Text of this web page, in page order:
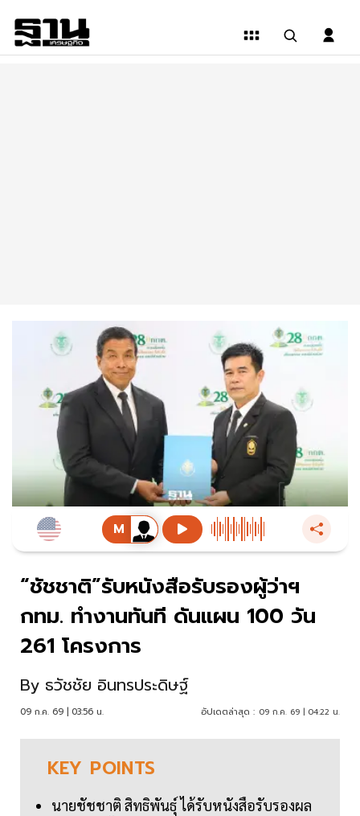
“ชัชชาติ”รับหนังสือรับรองผู้ว่าฯ
กทม. ทำงานทันที ดันแผน 100 วัน
261 โครงการ
By ธวัชชัย อินทรประดิษฐ์
09 ก.ค. 69 | 03:56 น. อัปเดตล่าสุด : 09 ก.ค. 69 | 04:22 น.
KEY POINTS
นายชัชชาติ สิทธิพันธุ์ ได้รับหนังสือรับรองผล